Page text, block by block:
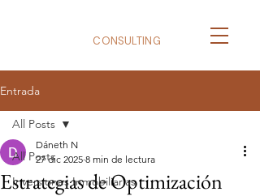
CONSULTING
Entrada
All Posts
Inversiones Inmobiliarias
All Posts
Estrategias de Optimización
Dáneth N
27 dic 2025 8 min de lectura